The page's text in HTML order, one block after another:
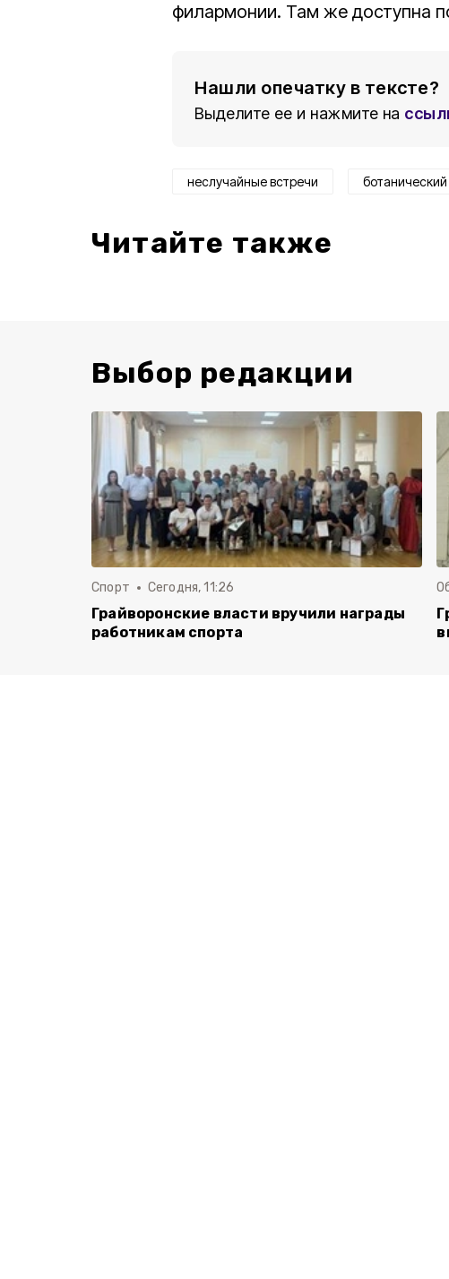
филармонии. Там же доступна
Нашли опечатку в тексте?
Выделите ее и нажмите на
неслучайные встречи ботанический
Читайте также
Выбор редакции
Спорт Сегодня, 11:26
Грайворонские власти вручили награды
работникам спорта